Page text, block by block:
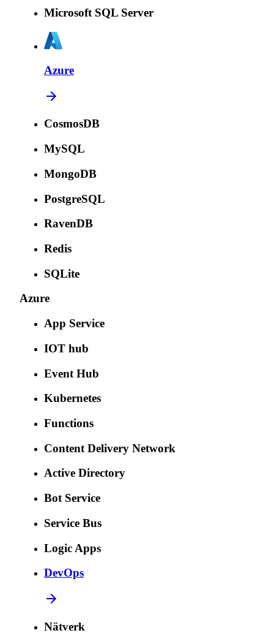
Microsoft SQL Server
Azure
CosmosDB
MySQL
MongoDB
PostgreSQL
RavenDB
Redis
SQLite
Azure
App Service
IOT hub
Event Hub
Kubernetes
Functions
Content Delivery Network
Active Directory
Bot Service
Service Bus
Logic Apps
DevOps
Nätverk